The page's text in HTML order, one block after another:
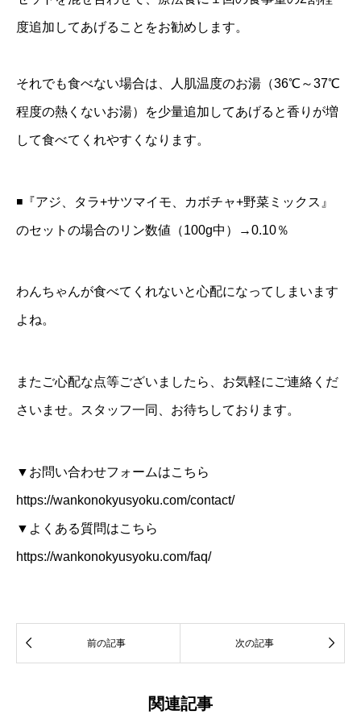
度追加してあげることをお勧めします。
それでも食べない場合は、人肌温度のお湯（36℃～37℃
程度の熱くないお湯）を少量追加してあげると香りが増
して食べてくれやすくなります。
◾️『アジ、タラ+サツマイモ、カボチャ+野菜ミックス』
のセットの場合のリン数値（100g中）→0.10％
わんちゃんが食べてくれないと心配になってしまいます
よね。
またご心配な点等ございましたら、お気軽にご連絡くだ
さいませ。スタッフ一同、お待ちしております。
▼お問い合わせフォームはこちら
https://wankonokyusyoku.com/contact/
▼よくある質問はこちら
https://wankonokyusyoku.com/faq/
 前の記事 次の記事 
関連記事